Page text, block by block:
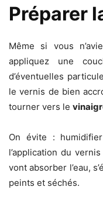
Préparer
Même si vous
appliquez une
d’éventuelles
le vernis de bien
tourner vers le
On évite :
l’application du
vont absorber l’eau,
peints et séchés.